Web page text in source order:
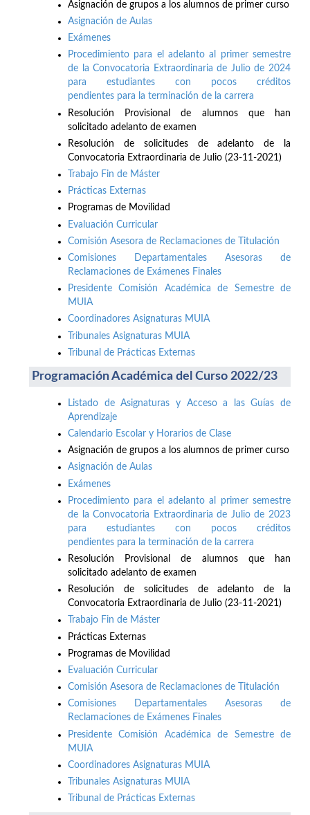
Asignación de grupos a los alumnos de primer curso
Asignación de Aulas
Exámenes
Procedimiento para el adelanto al primer semestre
de la Convocatoria Extraordinaria de Julio de 2024
para estudiantes con pocos créditos
pendientes para la terminación de la carrera
Resolución Provisional de alumnos que han
solicitado adelanto de examen
Resolución de solicitudes de adelanto de la
Convocatoria Extraordinaria de Julio (23-11-2021)
Trabajo Fin de Máster
Prácticas Externas
Programas de Movilidad
Evaluación Curricular
Comisión Asesora de Reclamaciones de Titulación
Comisiones Departamentales Asesoras de
Reclamaciones de Exámenes Finales
Presidente Comisión Académica de Semestre de
MUIA
Coordinadores Asignaturas MUIA
Tribunales Asignaturas MUIA
Tribunal de Prácticas Externas
Programación Académica del Curso 2022/23
Listado de Asignaturas y Acceso a las Guías de
Aprendizaje
Calendario Escolar y Horarios de Clase
Asignación de grupos a los alumnos de primer curso
Asignación de Aulas
Exámenes
Procedimiento para el adelanto al primer semestre
de la Convocatoria Extraordinaria de Julio de 2023
para estudiantes con pocos créditos
pendientes para la terminación de la carrera
Resolución Provisional de alumnos que han
solicitado adelanto de examen
Resolución de solicitudes de adelanto de la
Convocatoria Extraordinaria de Julio (23-11-2021)
Trabajo Fin de Máster
Prácticas Externas
Programas de Movilidad
Evaluación Curricular
Comisión Asesora de Reclamaciones de Titulación
Comisiones Departamentales Asesoras de
Reclamaciones de Exámenes Finales
Presidente Comisión Académica de Semestre de
MUIA
Coordinadores Asignaturas MUIA
Tribunales Asignaturas MUIA
Tribunal de Prácticas Externas